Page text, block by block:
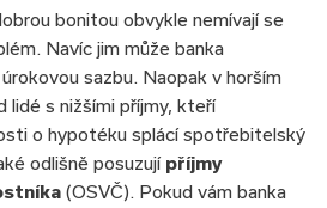
bonitou obvykle nemívají se
Navíc jim může banka
sazbu. Naopak v horším
lidé s nižšími příjmy, kteří
o hypotéku splácí spotřebitelský
odlišně posuzují příjmy
(OSVČ). Pokud vám banka